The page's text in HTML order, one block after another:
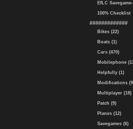
EfLC
100% Checklist
#############
Bikes (22)
Boats (1)
Cars (470)
Mobilephone
Helpfully (1)
Modifications
Multiplayer (18)
Patch (9)
Planes (12)
Savegames (6)